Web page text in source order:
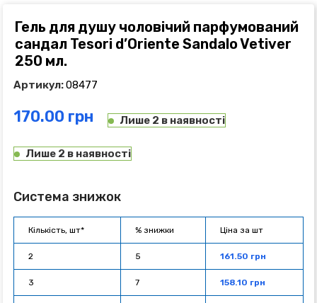
Гель для душу чоловічий парфумований
сандал Tesori d’Oriente Sandalo Vetiver
250 мл.
Артикул:08477
грн Лише 2 в наявності
Лише 2 в наявності
Система знижок
Кількість, шт* % знижки Ціна за шт
2 5 161.50 грн
3 7 158.10 грн